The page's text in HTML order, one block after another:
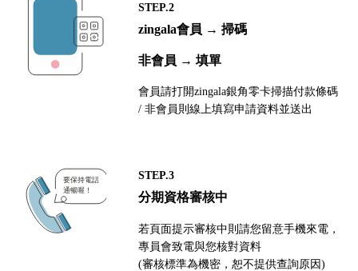
STEP.2
zingala會員 → 掃碼
非會員 → 填單
會員請打開zingala銀角零卡掃描付款條碼
/ 非會員則線上填寫申請資料並送出
STEP.3
分期資格審核中
若頁面提示審核中則請您留意手機來電，
專員會致電與您核對資料
(審核標準為機密，恕不提供查詢原因)